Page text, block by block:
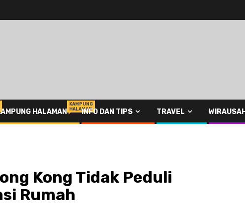
HALAMAN
KAMPUNG
HALAMANINFO DAN TIPS TRAVEL
Kong Tidak Peduli
Rumah